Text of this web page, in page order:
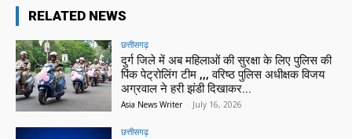
RELATED NEWS
छत्तीसगढ़
दुर्ग जिले में अब महिलाओं की सुरक्षा के लिए पुलिस की
पिंक पेट्रोलिंग टीम ,,, वरिष्ठ पुलिस अधीक्षक विजय
अग्रवाल ने हरी झंडी दिखाकर...
Asia News Writer - July 16, 2026
छत्तीसगढ़